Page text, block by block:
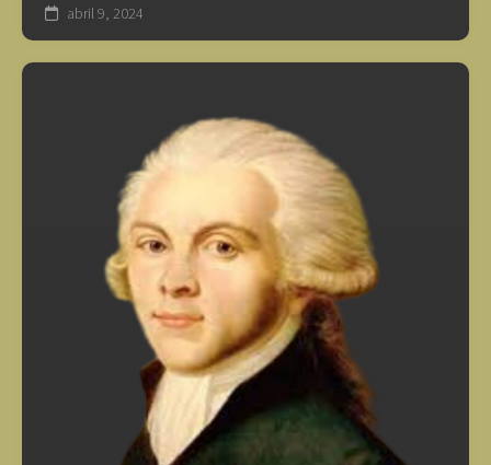
abril 9, 2024